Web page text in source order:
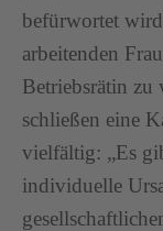
befürwortet
arbeitenden
Betriebsrätin zu
schließen eine
vielfältig: „Es
individuelle